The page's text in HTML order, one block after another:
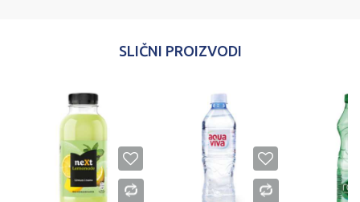
SLIČNI PROIZVODI